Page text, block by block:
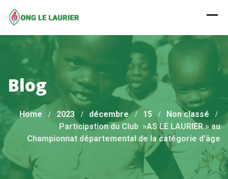
content
Blog
Home 2023 décembre 15
Non classé
Participation du Club »AS LE LAURIER » au
Championnat départemental de la catégorie d’âge